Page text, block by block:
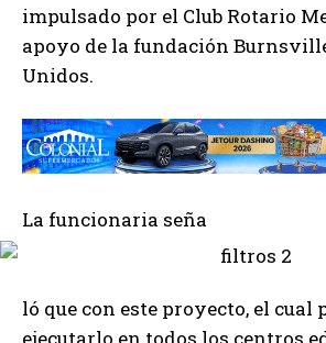
impulsado por el Club Rotario
apoyo de la fundación
Unidos.
La funcionaria seña
ló que con este proyecto, el cual